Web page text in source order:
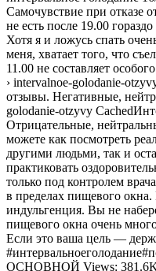
Самочувствие при отказе
не есть после 19.00
Хотя я и ложусь спать
меня, хватает того, что
11.00 не составляет
› intervalnoe-golodanie-
отзывы. Негативные,
golodanie-otzyvy
Отрицательные,
можете как посмотреть
другими людьми, так и
практиковать
только под контролем
в пределах пищевого
индульгенция. Вы не
пищевого окна очень
Если это ваша цель —
ОСНОВНОЙ Views: